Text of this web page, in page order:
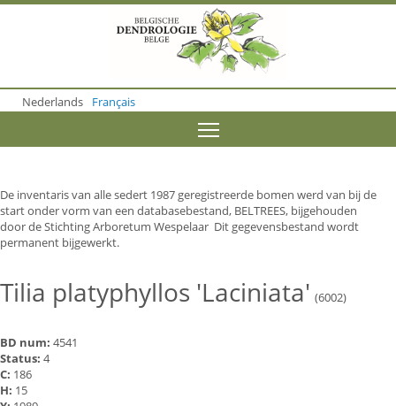
o
m
o
n
t
e
n
Nederlands Français
De inventaris van alle sedert 1987 geregistreerde bomen werd van bij de
start onder vorm van een databasebestand, BELTREES, bijgehouden
door de Stichting Arboretum Wespelaar Dit gegevensbestand wordt
permanent bijgewerkt.
Tilia platyphyllos 'Laciniata' (6002)
BD num: 4541
Status: 4
C: 186
H: 15